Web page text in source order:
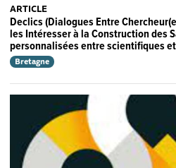
ARTICLE
Declics (Dialogues Entre
les Intéresser à la Construction des
personnalisées entre scientifiques
Bretagne